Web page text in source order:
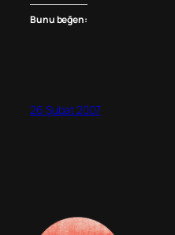
Bunu beğen:
26 Şubat 2007